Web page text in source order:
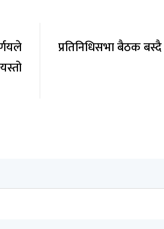
प्रतिनिधिसभा बैठक बस्दै